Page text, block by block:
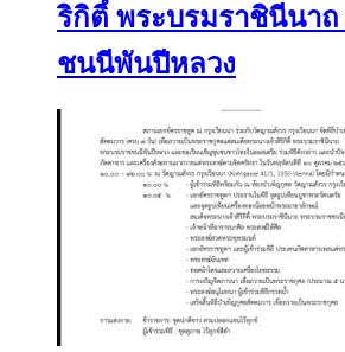
ริกิติ์ พระบรมราชินีนา
ชนนีพันปีหลวง